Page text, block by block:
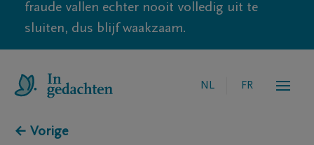
fraude vallen echter nooit volledig uit te
sluiten, dus blijf waakzaam.
NL FR
← Vorige